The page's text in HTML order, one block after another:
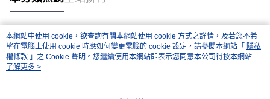
熱門標籤
本網站中使用 cookie，欲查詢有關本網站使用 cookie 方式之詳情，及若您不希
望在電腦上使用 cookie 時應如何變更電腦的 cookie 設定，請參閱本網站「 隱私
權條款 」之 Cookie 聲明。您繼續使用本網站即表示您同意本公司得按本網站使
用條款之 Cookie 聲明使用 cookie。
了解更多 >